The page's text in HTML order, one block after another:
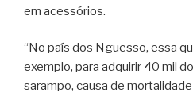
em acessórios.
“No país dos Nguesso, essa
exemplo, para adquirir 40 mil
sarampo, causa de